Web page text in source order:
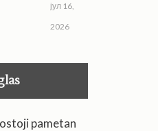
јул 16,
2026
pametan